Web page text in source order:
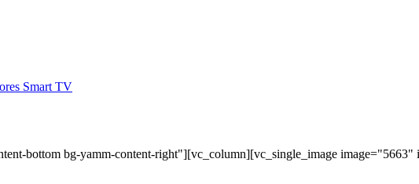
bottom bg-yamm-content-right"][vc_column][vc_single_image